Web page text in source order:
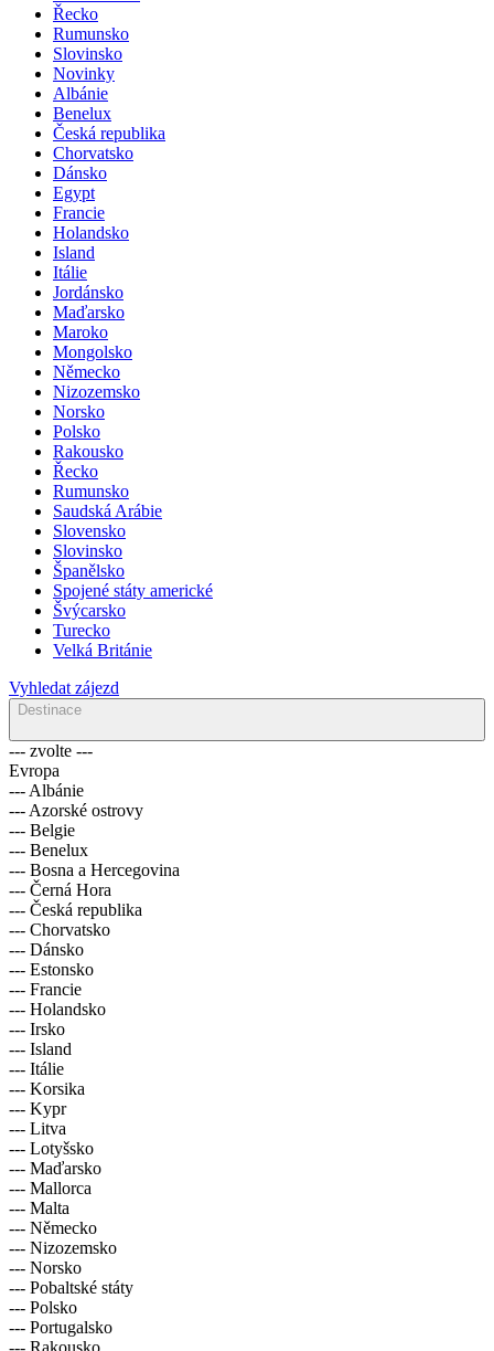
Řecko
Rumunsko
Slovinsko
Novinky
Albánie
Benelux
Česká republika
Chorvatsko
Dánsko
Egypt
Francie
Holandsko
Island
Itálie
Jordánsko
Maďarsko
Maroko
Mongolsko
Německo
Nizozemsko
Norsko
Polsko
Rakousko
Řecko
Rumunsko
Saudská Arábie
Slovensko
Slovinsko
Španělsko
Spojené státy americké
Švýcarsko
Turecko
Velká Británie
Vyhledat zájezd
Destinace
--- zvolte ---
Evropa
--- Albánie
--- Azorské ostrovy
--- Belgie
--- Benelux
--- Bosna a Hercegovina
--- Černá Hora
--- Česká republika
--- Chorvatsko
--- Dánsko
--- Estonsko
--- Francie
--- Holandsko
--- Irsko
--- Island
--- Itálie
--- Korsika
--- Kypr
--- Litva
--- Lotyšsko
--- Maďarsko
--- Mallorca
--- Malta
--- Německo
--- Nizozemsko
--- Norsko
--- Pobaltské státy
--- Polsko
--- Portugalsko
--- Rakousko